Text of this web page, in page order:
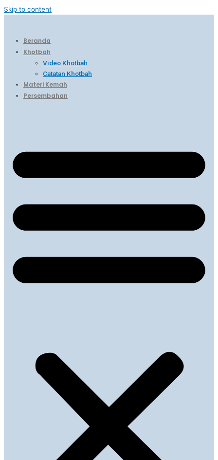
Skip to content
Beranda
Khotbah
Video Khotbah
Catatan Khotbah
Materi Kemah
Persembahan